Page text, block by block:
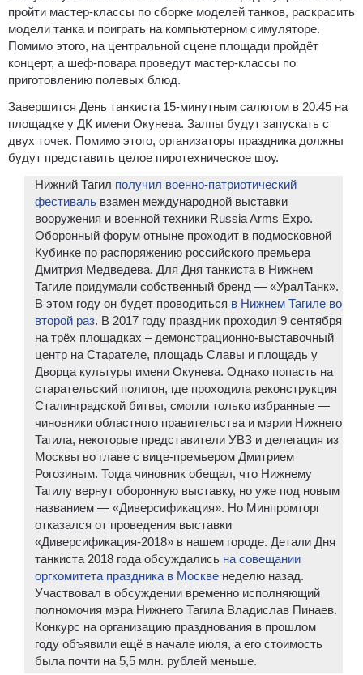
пройти мастер-классы по сборке моделей танков, раскрасить
модели танка и поиграть на компьютерном симуляторе.
Помимо этого, на центральной сцене площади пройдёт
концерт, а шеф-повара проведут мастер-классы по
приготовлению полевых блюд.
Завершится День танкиста 15-минутным салютом в 20.45 на
площадке у ДК имени Окунева. Залпы будут запускать с
двух точек. Помимо этого, организаторы праздника должны
будут представить целое пиротехническое шоу.
Нижний Тагил получил военно-патриотический
фестиваль взамен международной выставки
вооружения и военной техники Russia Arms Expo.
Оборонный форум отныне проходит в подмосковной
Кубинке по распоряжению российского премьера
Дмитрия Медведева. Для Дня танкиста в Нижнем
Тагиле придумали собственный бренд — «УралТанк».
В этом году он будет проводиться в Нижнем Тагиле во
второй раз. В 2017 году праздник проходил 9 сентября
на трёх площадках – демонстрационно-выставочный
центр на Старателе, площадь Славы и площадь у
Дворца культуры имени Окунева. Однако попасть на
старательский полигон, где проходила реконструкция
Сталинградской битвы, смогли только избранные —
чиновники областного правительства и мэрии Нижнего
Тагила, некоторые представители УВЗ и делегация из
Москвы во главе с вице-премьером Дмитрием
Рогозиным. Тогда чиновник обещал, что Нижнему
Тагилу вернут оборонную выставку, но уже под новым
названием — «Диверсификация». Но Минпромторг
отказался от проведения выставки
«Диверсификация-2018» в нашем городе. Детали Дня
танкиста 2018 года обсуждались на совещании
оргкомитета праздника в Москве неделю назад.
Участвовал в обсуждении временно исполняющий
полномочия мэра Нижнего Тагила Владислав Пинаев.
Конкурс на организацию празднования в прошлом
году объявили ещё в начале июля, а его стоимость
была почти на 5,5 млн. рублей меньше.